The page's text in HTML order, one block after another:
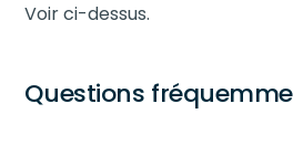
Voir ci-dessus.
Questions